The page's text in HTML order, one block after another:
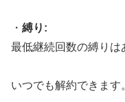
・ 縛り:
最低継続回数の縛りは
いつでも解約できます